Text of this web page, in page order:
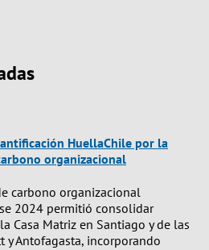
HuellaChile por la
organizacional
carbono organizacional
2024 permitió consolidar
Casa Matriz en Santiago y de las
y Antofagasta, incorporando